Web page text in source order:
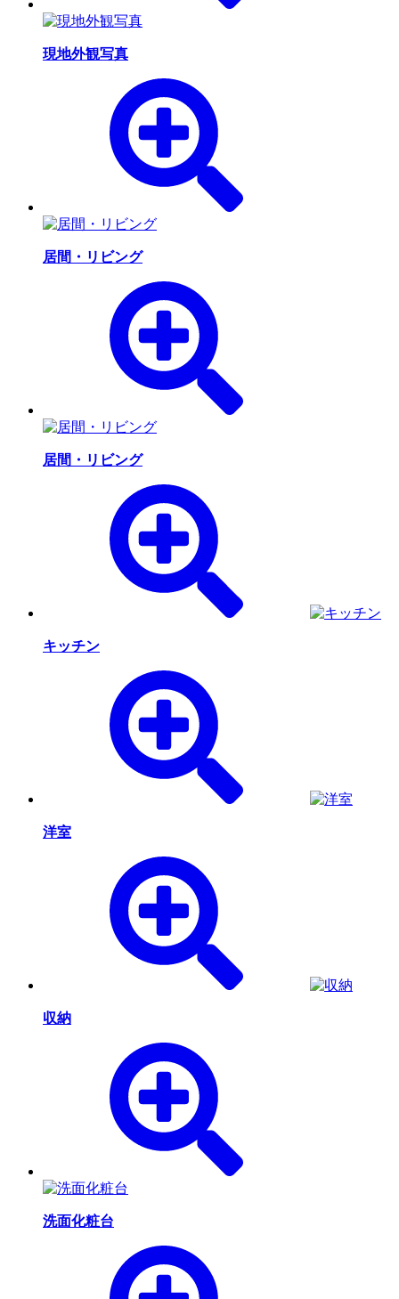
現地外観写真
居間・リビング
居間・リビング
キッチン
洋室
収納
洗面化粧台